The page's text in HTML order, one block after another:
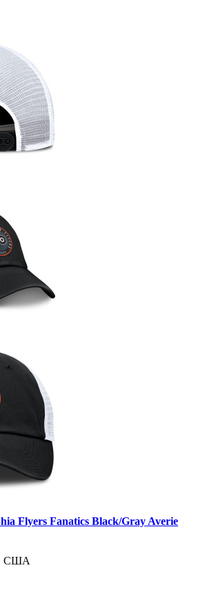
Flyers Fanatics Black/Gray Averie
США